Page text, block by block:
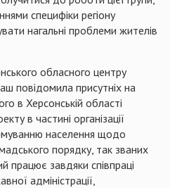
специфіки регіону
нагальні проблеми жителів
обласного центру
повідомила присутніх на
в Херсонській області
в частині організації
населення щодо
порядку, так званих
працює завдяки співпраці
адміністрації,